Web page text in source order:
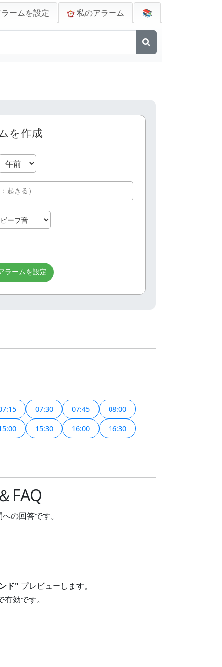
ームを設定 私のアラーム 📚
を作成
ラームを設定
07:30 07:45 08:00
15:30 16:00 16:30
FAQ
の回答です。
ド" プレビューします。
効です。